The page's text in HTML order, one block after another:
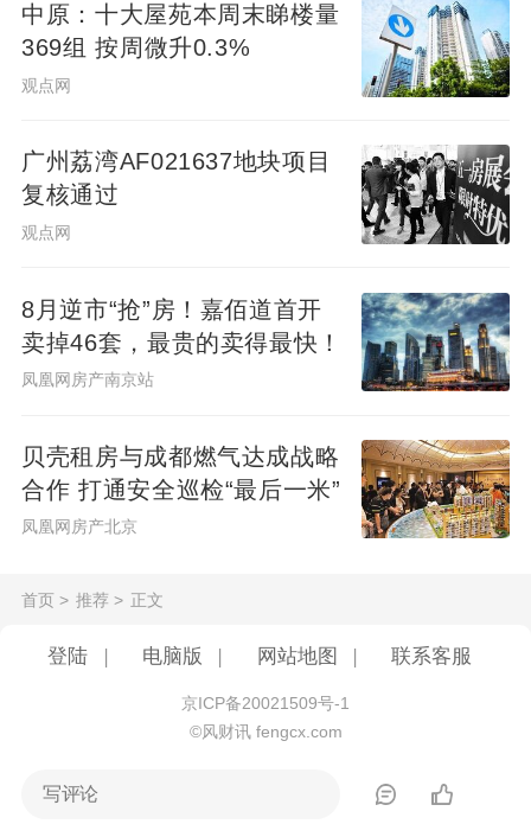
中原：十大屋苑本周末睇楼量
369组 按周微升0.3%
观点网
广州荔湾AF021637地块项目
复核通过
观点网
8月逆市“抢”房！嘉佰道首开
卖掉46套，最贵的卖得最快！
凤凰网房产南京站
贝壳租房与成都燃气达成战略
合作 打通安全巡检“最后一米”
凤凰网房产北京
首页 > 推荐 > 正文
登陆 | 电脑版 | 网站地图 | 联系客服
京ICP备20021509号-1
©风财讯 fengcx.com
写评论